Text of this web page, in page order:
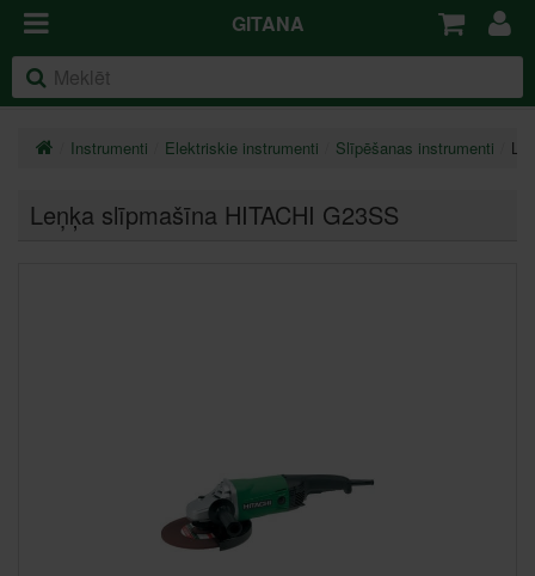
GITANA
Instrumenti Elektriskie instrumenti Slīpēšanas instrumenti
Leņķa slīpmašīna HITACHI G23SS